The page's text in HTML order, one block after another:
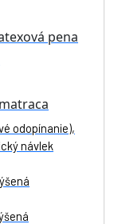
odopínanie),
návlek